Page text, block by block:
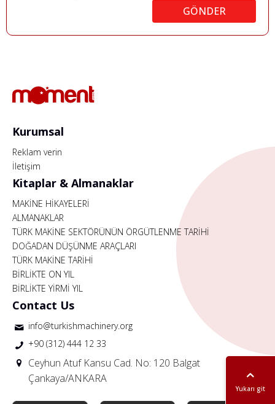
GÖNDER
Yukarı git
Kurumsal
Reklam verin
İletişim
Kitaplar & Almanaklar
MAKİNE HİKAYELERİ
ALMANAKLAR
TÜRK MAKİNE SEKTÖRÜNÜN ÖRGÜTLENME TARİHİ
DOĞADAN DÜŞÜNME ARAÇLARI
TÜRK MAKİNE TARİHİ
BİRLİKTE ON YIL
BİRLİKTE YİRMİ YIL
Contact Us
info@turkishmachinery.org
+90 (312) 444 12 33
Ceyhun Atuf Kansu Cad. No: 120 Balgat
Çankaya/ANKARA